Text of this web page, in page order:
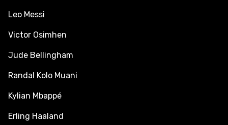
Leo Messi
Victor Osimhen
Jude Bellingham
Randal Kolo Muani
Kylian Mbappé
Erling Haaland